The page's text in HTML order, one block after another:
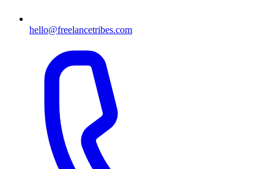
hello@freelancetribes.com